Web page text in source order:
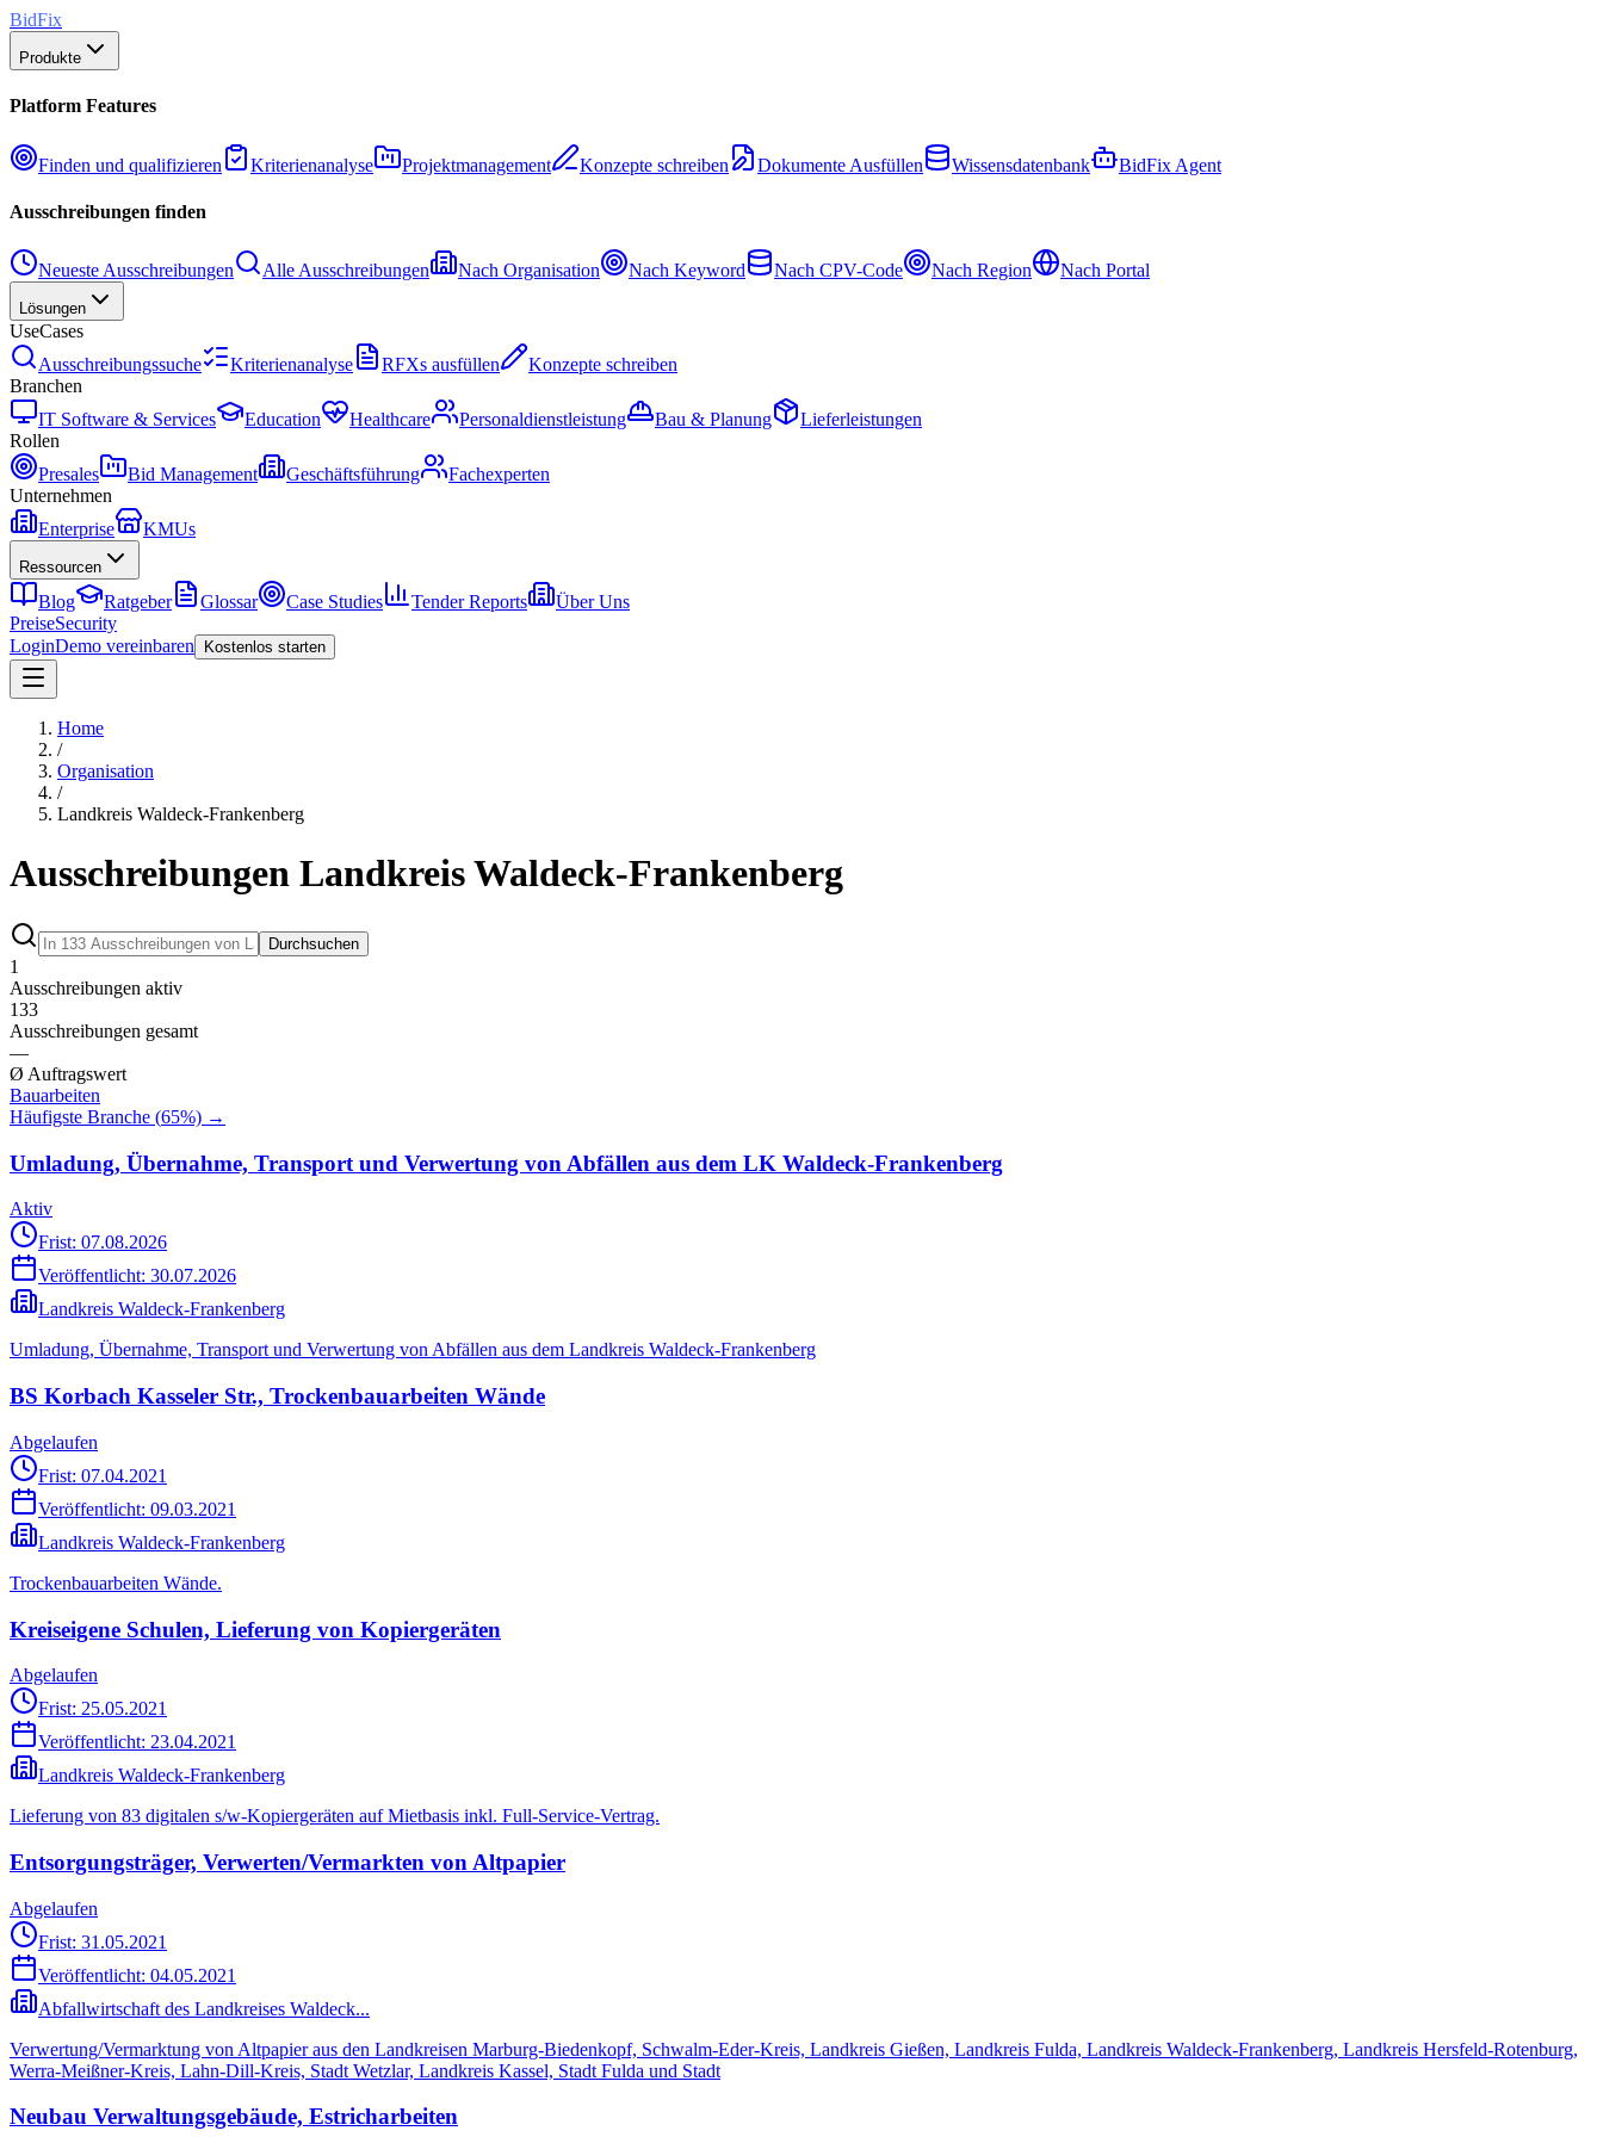
BidFix
Produkte
Platform Features
Finden und qualifizieren Kriterienanalyse Projektmanagement Konzepte schreiben Dokumente Ausfüllen Wissensdatenbank BidFix Agent
Ausschreibungen finden
Neueste Ausschreibungen Alle Ausschreibungen Nach Organisation Nach Keyword Nach CPV-Code Nach Region Nach Portal
Lösungen
UseCases
Ausschreibungssuche
Kriterienanalyse RFXs ausfüllen
Konzepte schreiben
Branchen
IT Software & Services
Education Healthcare Personaldienstleistung Bau & Planung
Lieferleistungen
Rollen
Presales
Bid Management Geschäftsführung
Fachexperten
Unternehmen
Enterprise
KMUs
Ressourcen
Blog Ratgeber Glossar Case Studies Tender Reports
Über Uns
PreiseSecurity
LoginDemo vereinbaren Kostenlos starten
Home
/
Organisation
/
Landkreis Waldeck-Frankenberg
Ausschreibungen Landkreis Waldeck-Frankenberg
Durchsuchen
1
Ausschreibungen aktiv
133
Ausschreibungen gesamt
—
Ø Auftragswert
Bauarbeiten
Häufigste Branche (65%) →
Umladung, Übernahme, Transport und Verwertung von Abfällen aus dem LK Waldeck-Frankenberg
Aktiv
Frist: 07.08.2026
Veröffentlicht: 30.07.2026
Landkreis Waldeck-Frankenberg
Umladung, Übernahme, Transport und Verwertung von Abfällen aus dem Landkreis Waldeck-Frankenberg
BS Korbach Kasseler Str., Trockenbauarbeiten Wände
Abgelaufen
Frist: 07.04.2021
Veröffentlicht: 09.03.2021
Landkreis Waldeck-Frankenberg
Trockenbauarbeiten Wände.
Kreiseigene Schulen, Lieferung von Kopiergeräten
Abgelaufen
Frist: 25.05.2021
Veröffentlicht: 23.04.2021
Landkreis Waldeck-Frankenberg
Lieferung von 83 digitalen s/w-Kopiergeräten auf Mietbasis inkl. Full-Service-Vertrag.
Entsorgungsträger, Verwerten/Vermarkten von Altpapier
Abgelaufen
Frist: 31.05.2021
Veröffentlicht: 04.05.2021
Abfallwirtschaft des Landkreises Waldeck...
Verwertung/Vermarktung von Altpapier aus den Landkreisen Marburg-Biedenkopf, Schwalm-Eder-Kreis, Landkreis Gießen, Landkreis Fulda, Landkreis Waldeck-Frankenberg, Landkreis Hersfeld-Rotenburg,
Werra-Meißner-Kreis, Lahn-Dill-Kreis, Stadt Wetzlar, Landkreis Kassel, Stadt Fulda und Stadt
Neubau Verwaltungsgebäude, Estricharbeiten